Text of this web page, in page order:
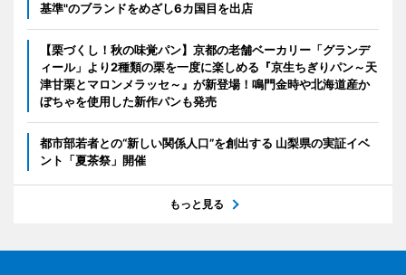
基準"のブランドをめざし6カ国目を出店
【栗づくし！秋の味覚パン】京都の老舗ベーカリー「グランデ
ィール」より2種類の栗を一度に楽しめる『京生ちぎりパン～天
津甘栗とマロンメラッセ～』が新登場！鳴門金時や北海道産か
ぼちゃを使用した新作パンも発売
都市部若者との“新しい関係人口”を創出する 山梨県の実証イベ
ント「夏茶祭」開催
もっと見る